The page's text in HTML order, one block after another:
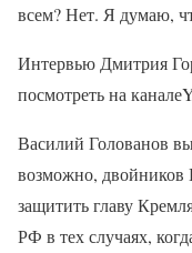
всем? Нет. Я думаю,
Интервью Дмитрия
посмотреть на
Василий Голованов
возможно, двойников
защитить главу
РФ в тех случаях,